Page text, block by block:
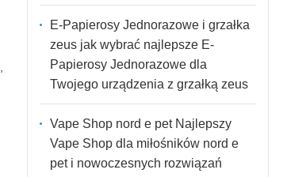
E-Papierosy Jednorazowe i grzałka
zeus jak wybrać najlepsze E-
Papierosy Jednorazowe dla
Twojego urządzenia z grzałką zeus
Vape Shop nord e pet Najlepszy
Vape Shop dla miłośników nord e
pet i nowoczesnych rozwiązań